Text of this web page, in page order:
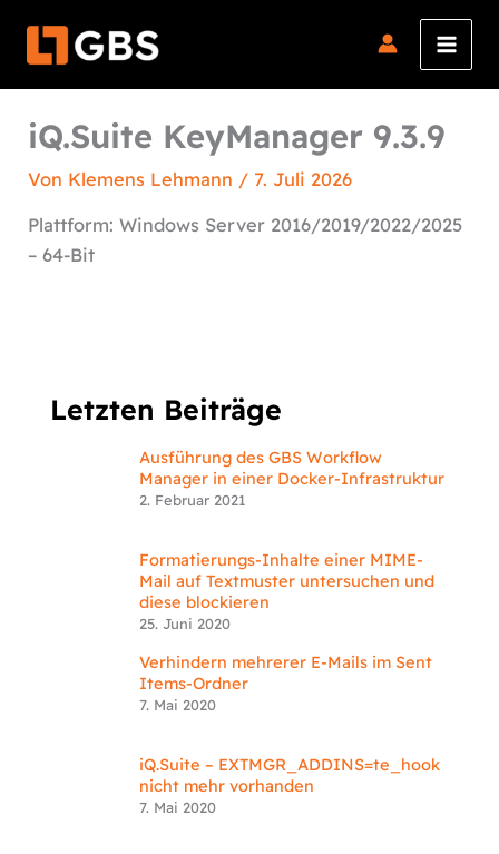
Inhalt
iQ.Suite KeyManager 9.3.9
Von Klemens Lehmann / 7. Juli 2026
Plattform: Windows Server 2016/2019/2022/2025
– 64-Bit
Letzten Beiträge
Ausführung des GBS Workflow
Manager in einer Docker-Infrastruktur
2. Februar 2021
Formatierungs-Inhalte einer MIME-
Mail auf Textmuster untersuchen und
diese blockieren
25. Juni 2020
Verhindern mehrerer E-Mails im Sent
Items-Ordner
7. Mai 2020
iQ.Suite – EXTMGR_ADDINS=te_hook
nicht mehr vorhanden
7. Mai 2020